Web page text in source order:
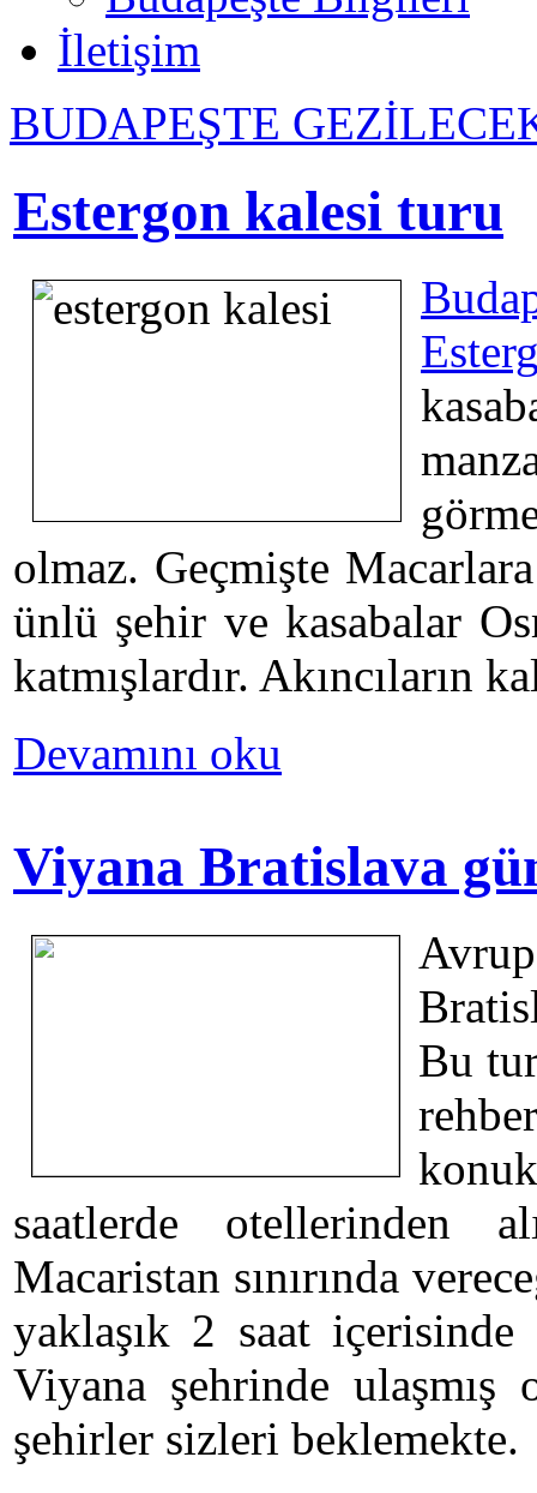
İletişim
BUDAPEŞTE
Estergon kalesi turu
olmaz. Geçmişte
ünlü şehir ve kasabalar
katmışlardır. Akıncıların
Devamını oku
Viyana Bratislava
Bu
saatlerde otellerinden
Macaristan sınırında
yaklaşık 2 saat
Viyana şehrinde
şehirler sizleri beklemekte.